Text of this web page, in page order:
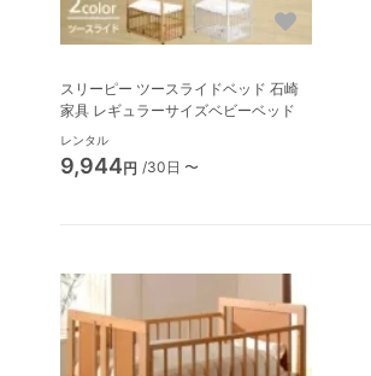
スリーピー ツースライドベッド 石崎
家具 レギュラーサイズベビーベッド
レンタル
9,944円 /30日 〜